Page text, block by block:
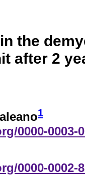
the
after 2
1
0000-0003-
0000-0002-